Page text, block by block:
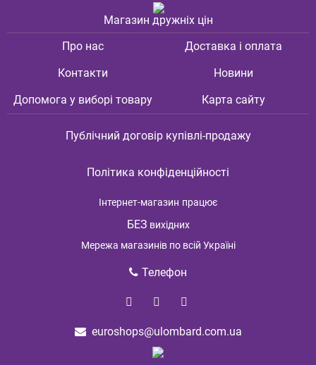
Магазин дружніх цін
Про нас
Доставка і оплата
Контакти
Новини
Допомога у виборі товару
Карта сайту
Публічний договір купівлі-продажу
Політика конфіденційності
Інтернет-магазин працює
БЕЗ вихідних
Мережа магазинів по всій Україні
Телефон
euroshops@ulombard.com.ua